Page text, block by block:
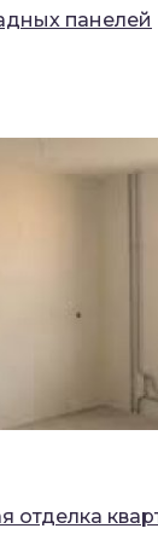
панелей
отделка